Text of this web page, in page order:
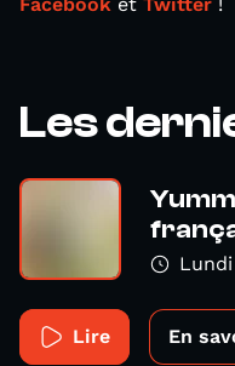
Les
Lundi
Lire En